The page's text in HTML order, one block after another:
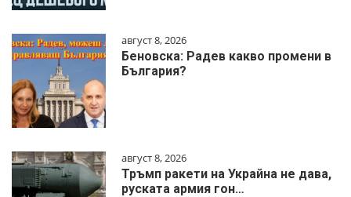
август 8, 2026
Беновска: Радев какво промени в
България?
август 8, 2026
Тръмп ракети на Украйна не дава,
руската армия гон…